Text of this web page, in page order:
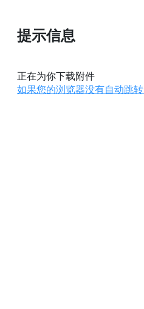
提示信息
正在为你下载附件
如果您的浏览器没有自动跳